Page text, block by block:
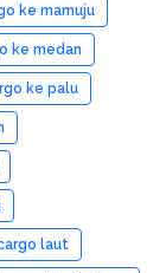
ke mamuju
ke medan
ke palu
laut